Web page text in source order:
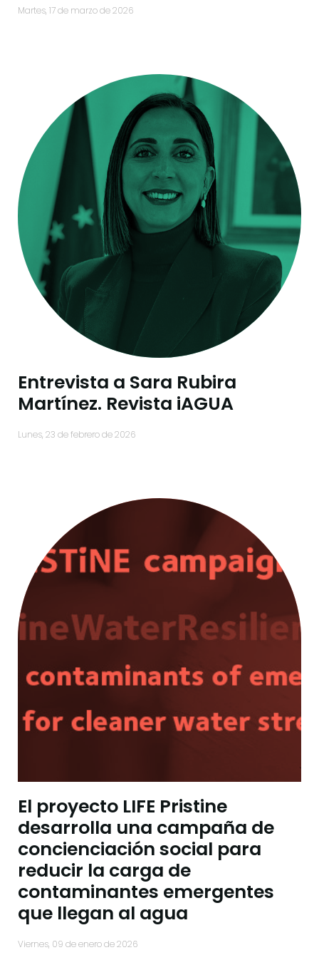
martes, 17 de marzo de 2026
Entrevista a Sara Rubira
Martínez. Revista iAGUA
lunes, 23 de febrero de 2026
El proyecto LIFE Pristine
desarrolla una campaña de
concienciación social para
reducir la carga de
contaminantes emergentes
que llegan al agua
viernes, 09 de enero de 2026